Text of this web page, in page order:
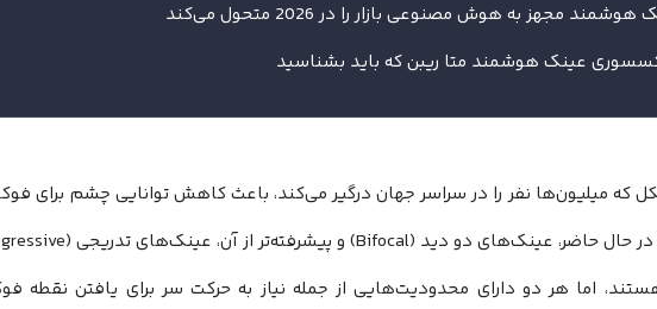
مجهز به هوش مصنوعی بازار را در 2026 متحول می‌کند
که میلیون‌ها نفر را در سراسر جهان درگیر می‌کند، باعث کاهش توانایی چشم برای
اما هر دو دارای محدودیت‌هایی از جمله نیاز به حرکت سر برای یافتن نقطه